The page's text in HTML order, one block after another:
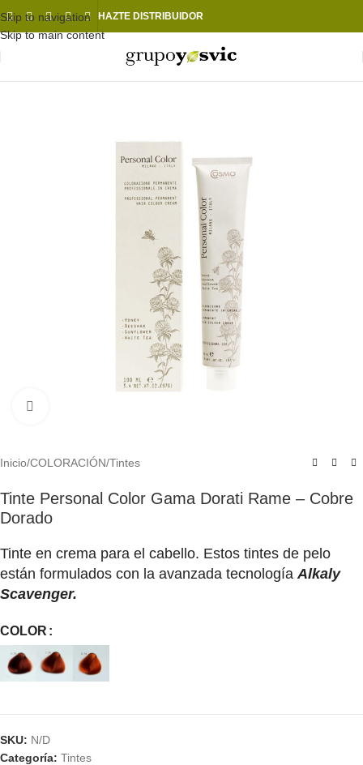
Skip to navigation
Skip to main content
HAZTE DISTRIBUIDOR
Inicio/COLORACIÓN/Tintes
Tinte Personal Color Gama Dorati Rame – Cobre
Dorado
Tinte en crema para el cabello. Estos tintes de pelo
están formulados con la avanzada tecnologíaAlkaly
Scavenger.
COLOR
SKU: N/D
Categoría: Tintes